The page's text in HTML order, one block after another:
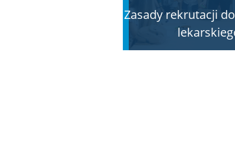
Zasady rekrutacji